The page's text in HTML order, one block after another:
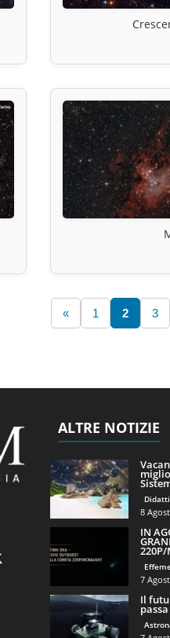
« 1 2 3
ALTRE NOTIZIE
8
IN
220P/
7
Il